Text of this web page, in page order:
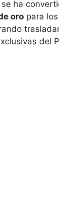
ha
oro para
del